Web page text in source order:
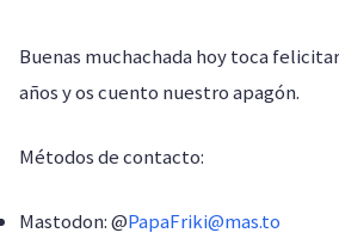
Buenas muchachada hoy toca
años y os cuento nuestro apagón.
Métodos de contacto:
Mastodon: @PapaFriki@mas.to